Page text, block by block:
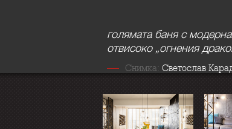
голямата баня с
отвисоко „огнения
Снимка: Светослав